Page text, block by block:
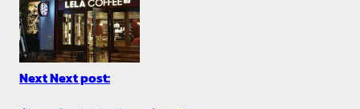
NextNext post: